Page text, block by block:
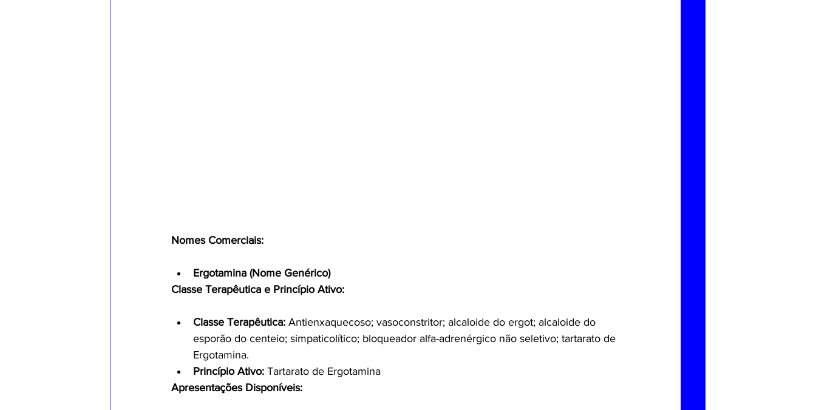
Nomes Comerciais:
Ergotamina (Nome Genérico)
Classe Terapêutica e Princípio Ativo:
Classe Terapêutica: Antienxaquecoso; vasoconstritor; alcaloide do ergot; alcaloide do
esporão do centeio; simpaticolítico; bloqueador alfa-adrenérgico não seletivo; tartarato de
Ergotamina.
Princípio Ativo: Tartarato de Ergotamina
Apresentações Disponíveis: